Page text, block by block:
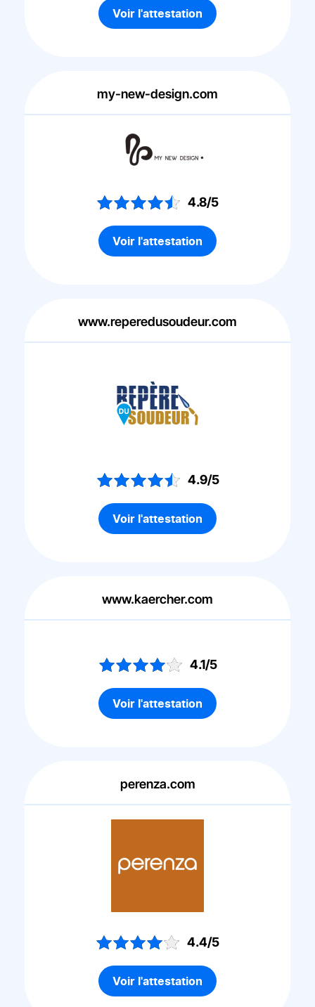
Voir l'attestation
my-new-design.com
4.8/5
Voir l'attestation
www.reperedusoudeur.com
4.9/5
Voir l'attestation
www.kaercher.com
4.1/5
Voir l'attestation
perenza.com
4.4/5
Voir l'attestation